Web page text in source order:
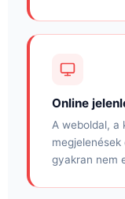
Online
A weboldal, a
gyakran nem